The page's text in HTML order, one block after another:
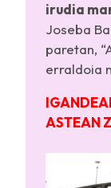
irudia
Joseba
paretan,
erraldoia
ASTEAN